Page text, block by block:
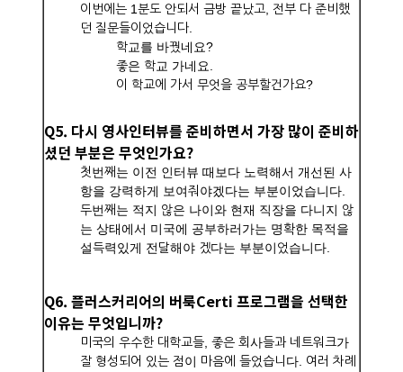
이번에는 1분도 안되서 금방 끝났고, 전부 다 준비했
던 질문들이었습니다.
학교를 바꿨네요?
좋은 학교 가네요.
이 학교에 가서 무엇을 공부할건가요?
Q5. 다시 영사인터뷰를 준비하면서 가장 많이 준비하
셨던 부분은 무엇인가요?
첫번째는 이전 인터뷰 때보다 노력해서 개선된 사
항을 강력하게 보여줘야겠다는 부분이었습니다.
두번째는 적지 않은 나이와 현재 직장을 다니지 않
는 상태에서 미국에 공부하러가는 명확한 목적을
설득력있게 전달해야 겠다는 부분이었습니다.
Q6. 플러스커리어의 버룩Certi 프로그램을 선택한
이유는 무엇입니까?
미국의 우수한 대학교들, 좋은 회사들과 네트워크가
잘 형성되어 있는 점이 마음에 들었습니다. 여러 차례